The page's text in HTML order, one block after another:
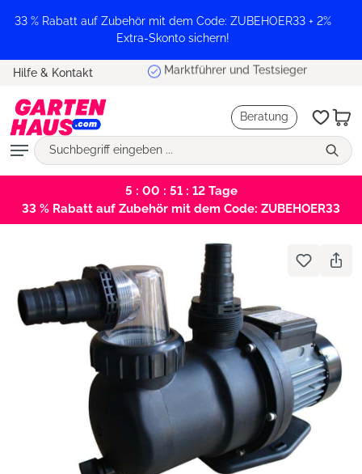
springen
33 % Rabatt auf Zubehör mit dem Code: ZUBEHOER33 + 2%
Extra-Skonto sichern!
Hilfe & Kontakt Marktführer und Testsieger
Beratung
5 : 00 : 51 : 12Tage
33 % Rabatt auf Zubehör mit dem Code: ZUBEHOER33